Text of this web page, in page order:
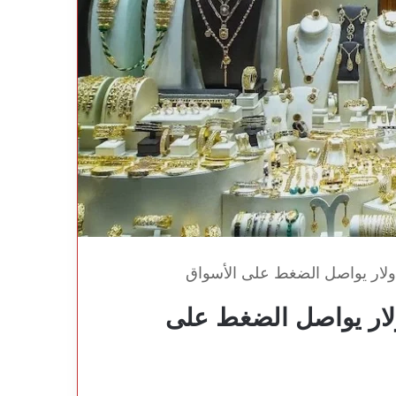
يواصل الضغط على الأسواق
يواصل الضغط على